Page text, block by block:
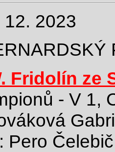
12. 2023
Fridolín ze
- V 1,
Pero